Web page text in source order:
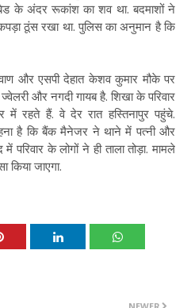
के अंदर रूकांश का शव था. बदमाशों ने
ठूंस रखा था. पुलिस का अनुमान है कि
और एसपी देहात केशव कुमार मौके पर
और नगदी गायब है. शिखा के परिवार
रहते हैं. वे देर रात हस्तिनापुर पहुंचे.
है कि बैंक मैनेजर ने थाने में पत्नी और
परिवार के लोगों ने ही ताला तोड़ा. मामले
किया जाएगा.